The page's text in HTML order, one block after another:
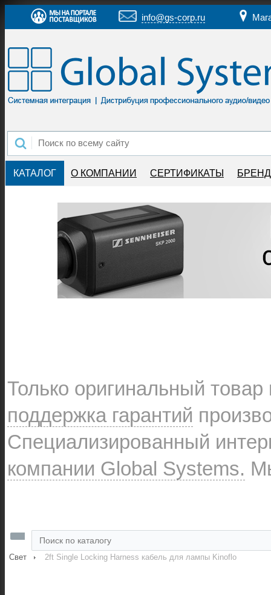
info@gs-corp.ru
КАТАЛОГ О КОМПАНИИ СЕРТИФИКАТЫ
Только оригинальный
поддержка гарантий
Специализированный
компании Global Systems.
Свет 2ft Single Locking Harness кабель для лампы Kinoflo